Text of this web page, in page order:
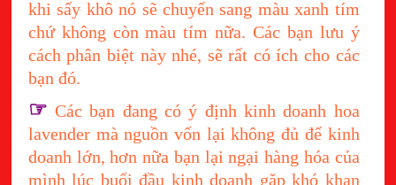
khi sấy khô nó sẽ chuyển sang màu xanh tím
chứ không còn màu tím nữa. Các bạn lưu ý
cách phân biệt này nhé, sẽ rất có ích cho các
bạn đó.
☞ Các bạn đang có ý định kinh doanh hoa
lavender mà nguồn vốn lại không đủ để kinh
doanh lớn, hơn nữa bạn lại ngại hàng hóa của
mình lúc buổi đầu kinh doanh gặp khó khan